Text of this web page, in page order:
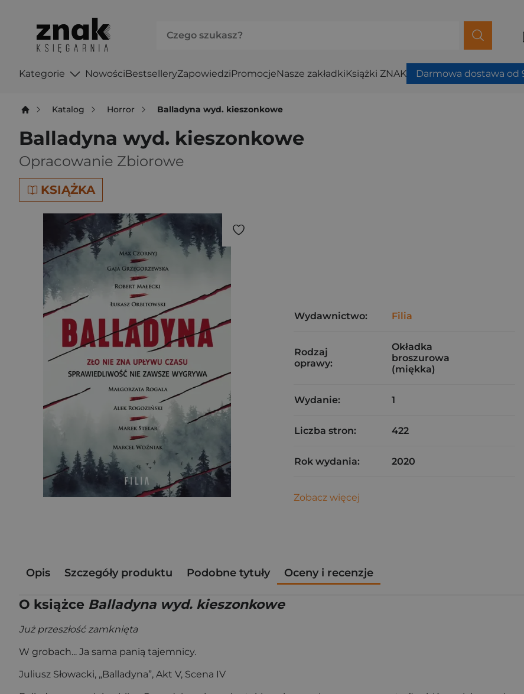
Kategorie NowościBestselleryZapowiedziPromocjeNasze zakładkiKsiążki ZNAK Darmowa dostawa od
Katalog Horror Balladyna wyd. kieszonkowe
Balladyna wyd. kieszonkowe
Opracowanie Zbiorowe
KSIĄŻKA
Wydawnictwo: Filia
Rodzaj
oprawy:
Okładka
broszurowa
(miękka)
Wydanie: 1
Liczba stron: 422
Rok wydania: 2020
Zobacz więcej
Opis Szczegóły produktu Podobne tytuły Oceny i recenzje
O książce Balladyna wyd. kieszonkowe
Już przeszłość zamknięta
W grobach... Ja sama panią tajemnicy.
Juliusz Słowacki, „Balladyna”, Akt V, Scena IV